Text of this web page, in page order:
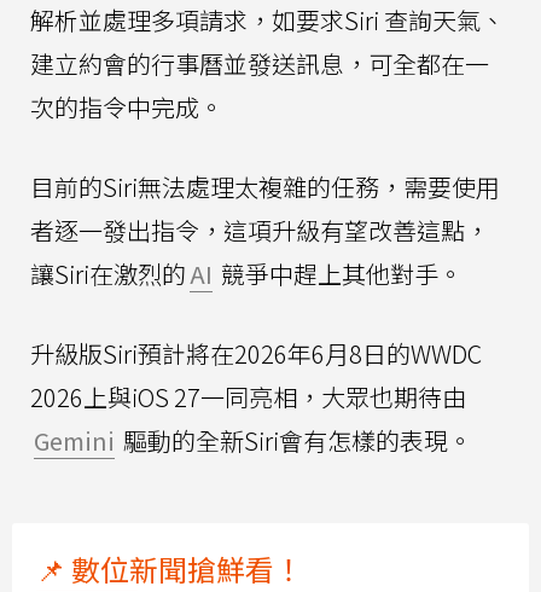
解析並處理多項請求，如要求Siri 查詢天氣、
建立約會的行事曆並發送訊息，可全都在一
次的指令中完成。
目前的Siri無法處理太複雜的任務，需要使用
者逐一發出指令，這項升級有望改善這點，
讓Siri在激烈的AI 競爭中趕上其他對手。
升級版Siri預計將在2026年6月8日的WWDC
2026上與iOS 27一同亮相，大眾也期待由
Gemini 驅動的全新Siri會有怎樣的表現。
📌 數位新聞搶鮮看！